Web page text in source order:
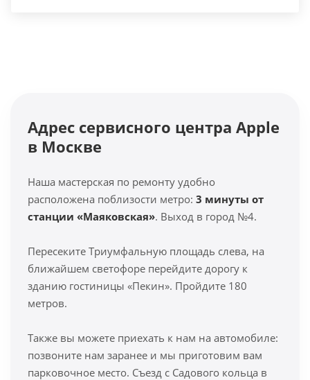
Адрес сервисного центра Apple
в Москве
Наша мастерская по ремонту удобно
расположена поблизости метро: 3 минуты от
станции «Маяковская». Выход в город №4.
Пересеките Триумфальную площадь слева, на
ближайшем светофоре перейдите дорогу к
зданию гостиницы «Пекин». Пройдите 180
метров.
Также вы можете приехать к нам на автомобиле:
позвоните нам заранее и мы приготовим вам
парковочное место. Съезд с Садового кольца в